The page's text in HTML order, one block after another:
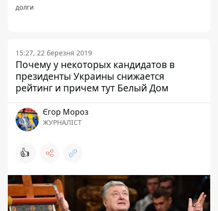
ДОЛГИ
15:27, 22 березня 2019
Почему у некоторых кандидатов в
президенты Украины снижается
рейтинг и причем тут Белый Дом
Єгор Мороз
ЖУРНАЛІСТ
👍